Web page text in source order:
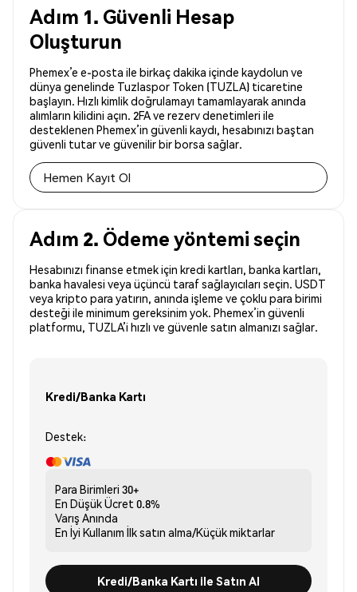
Adım 1. Güvenli Hesap
Oluşturun
Phemex’e e-posta ile birkaç dakika içinde kaydolun ve
dünya genelinde Tuzlaspor Token (TUZLA) ticaretine
başlayın. Hızlı kimlik doğrulamayı tamamlayarak anında
alımların kilidini açın. 2FA ve rezerv denetimleri ile
desteklenen Phemex’in güvenli kaydı, hesabınızı baştan
güvenli tutar ve güvenilir bir borsa sağlar.
Hemen Kayıt Ol
Adım 2. Ödeme yöntemi seçin
Hesabınızı finanse etmek için kredi kartları, banka kartları,
banka havalesi veya üçüncü taraf sağlayıcıları seçin. USDT
veya kripto para yatırın, anında işleme ve çoklu para birimi
desteği ile minimum gereksinim yok. Phemex’in güvenli
platformu, TUZLA’i hızlı ve güvenle satın almanızı sağlar.
Kredi/Banka Kartı
Destek:
Para Birimleri 30+
En Düşük Ücret 0.8%
Varış Anında
En İyi Kullanım İlk satın alma/Küçük miktarlar
Kredi/Banka Kartı ile Satın Al